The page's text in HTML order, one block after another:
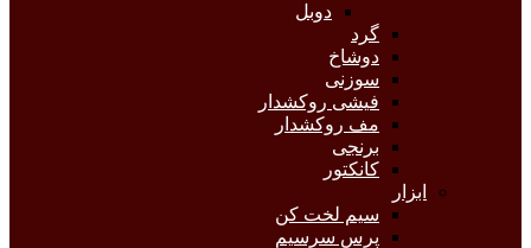
دوبل
گرد
دوشاخ
سوزنی
فیشی روکشدار
مف روکشدار
برنجی
کانکتور
ابزار
سیم لخت کن
پرس سرسیم